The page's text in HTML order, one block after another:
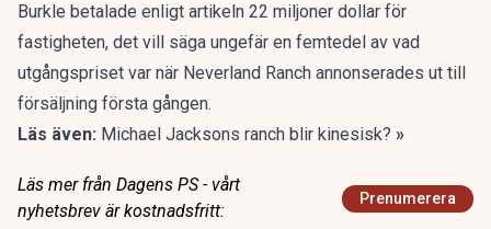
Burkle betalade enligt artikeln 22 miljoner dollar för
fastigheten, det vill säga ungefär en femtedel av vad
utgångspriset var när Neverland Ranch annonserades ut till
försäljning första gången.
Läs även: Michael Jacksons ranch blir kinesisk? »
Läs mer från Dagens PS - vårt
nyhetsbrev är kostnadsfritt:
Prenumerera